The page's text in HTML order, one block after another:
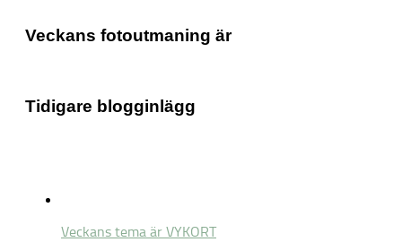
Veckans fotoutmaning är
Tidigare blogginlägg
Veckans tema är VYKORT